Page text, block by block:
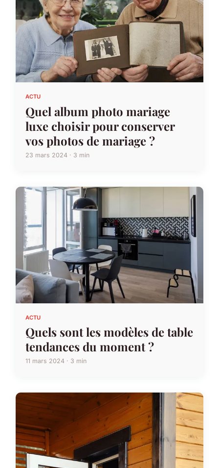
ACTU
Quel album photo mariage
luxe choisir pour conserver
vos photos de mariage ?
23 mars 2024 · 3 min
ACTU
Quels sont les modèles de table
tendances du moment ?
11 mars 2024 · 3 min